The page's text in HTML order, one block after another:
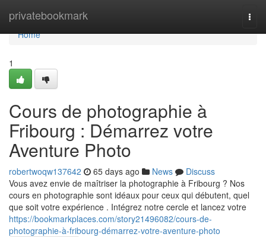
privatebookmark
Home
Home
1
Cours de photographie à
Fribourg : Démarrez votre
Aventure Photo
robertwoqw137642 65 days ago News
Discuss
Vous avez envie de maîtriser la photographie à Fribourg ? Nos
cours en photographie sont idéaux pour ceux qui débutent, quel
que soit votre expérience . Intégrez notre cercle et lancez votre
https://bookmarkplaces.com/story21496082/cours-de-
photographie-à-fribourg-démarrez-votre-aventure-photo